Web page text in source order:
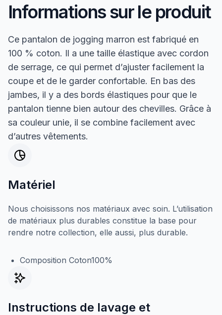
Informations sur le produit
Ce pantalon de jogging marron est fabriqué en
100 % coton. Il a une taille élastique avec cordon
de serrage, ce qui permet d’ajuster facilement la
coupe et de le garder confortable. En bas des
jambes, il y a des bords élastiques pour que le
pantalon tienne bien autour des chevilles. Grâce à
sa couleur unie, il se combine facilement avec
d’autres vêtements.
Matériel
Nous choisissons nos matériaux avec soin. L’utilisation
de matériaux plus durables constitue la base pour
rendre notre collection, elle aussi, plus durable.
Composition Coton100%
Instructions de lavage et